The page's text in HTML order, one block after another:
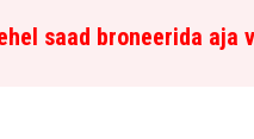
saad broneerida aja